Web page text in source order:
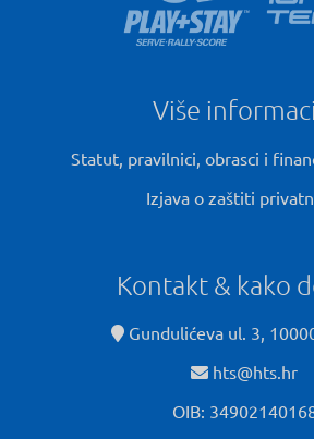
Više
Statut, pravilnici, obrasci i
Izjava o zaštiti
Kontakt & kako
Gundulićeva ul. 3,
hts@hts.hr
OIB: